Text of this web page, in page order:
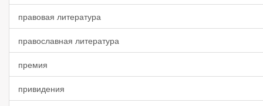
правовая литература
православная литература
премия
привидения